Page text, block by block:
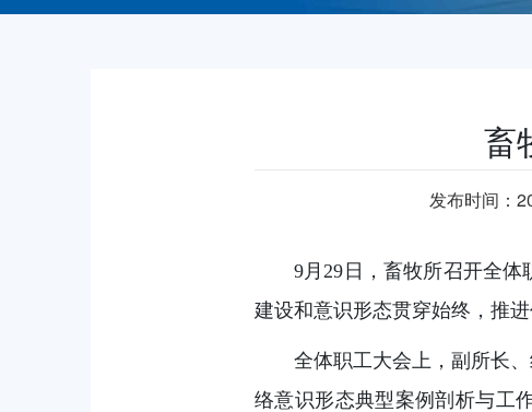
畜
发布时间：
9月29日，畜牧所召开全
建设和意识形态贯穿始终，推
全体职工大会上，副所长
络意识形态典型案例剖析与工